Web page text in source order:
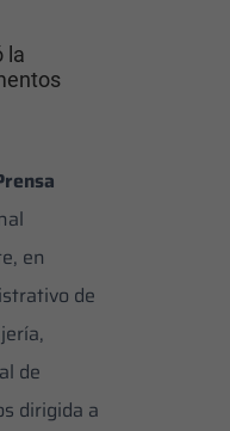
la
en
de
de
dirigida a